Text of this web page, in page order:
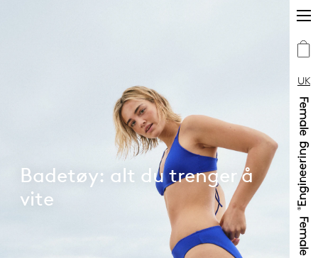
UK
Badetøy: alt du trenger å
vite